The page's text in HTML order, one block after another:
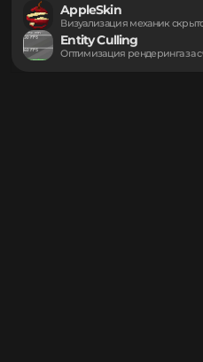
Могут пригодиться
Fabric API